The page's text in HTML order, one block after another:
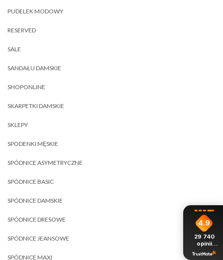
PUDELEK MODOWY
RESERVED
SALE
SANDAŁU DAMSKIE
SHOPONLINE
SKARPETKI DAMSKIE
SKLEPY
SPODENKI MĘSKIE
SPÓDNICE ASYMETRYCZNE
SPÓDNICE BASIC
SPÓDNICE DAMSKIE
SPÓDNICE DRESOWE
SPÓDNICE JEANSOWE
SPÓDNICE MAXI
4.9
29 740
opinii
z całego
okresu